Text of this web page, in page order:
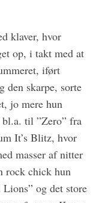
klaver, hvor
op, i takt med at
iført
den skarpe, sorte
jo mere hun
bl.a. til ”Zero” fra
It’s Blitz, hvor
masser af nitter
rock chick hun
og det store